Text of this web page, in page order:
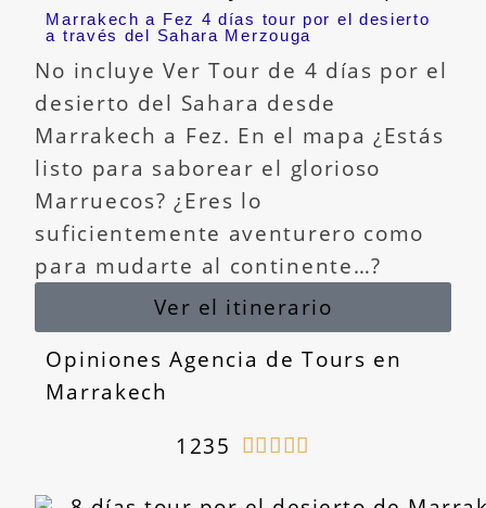
Marrakech a Fez 4 días tour por el desierto
a través del Sahara Merzouga
No incluye Ver Tour de 4 días por el
desierto del Sahara desde
Marrakech a Fez. En el mapa ¿Estás
listo para saborear el glorioso
Marruecos? ¿Eres lo
suficientemente aventurero como
para mudarte al continente…?
Ver el itinerario
Opiniones Agencia de Tours en
Marrakech
1235
    